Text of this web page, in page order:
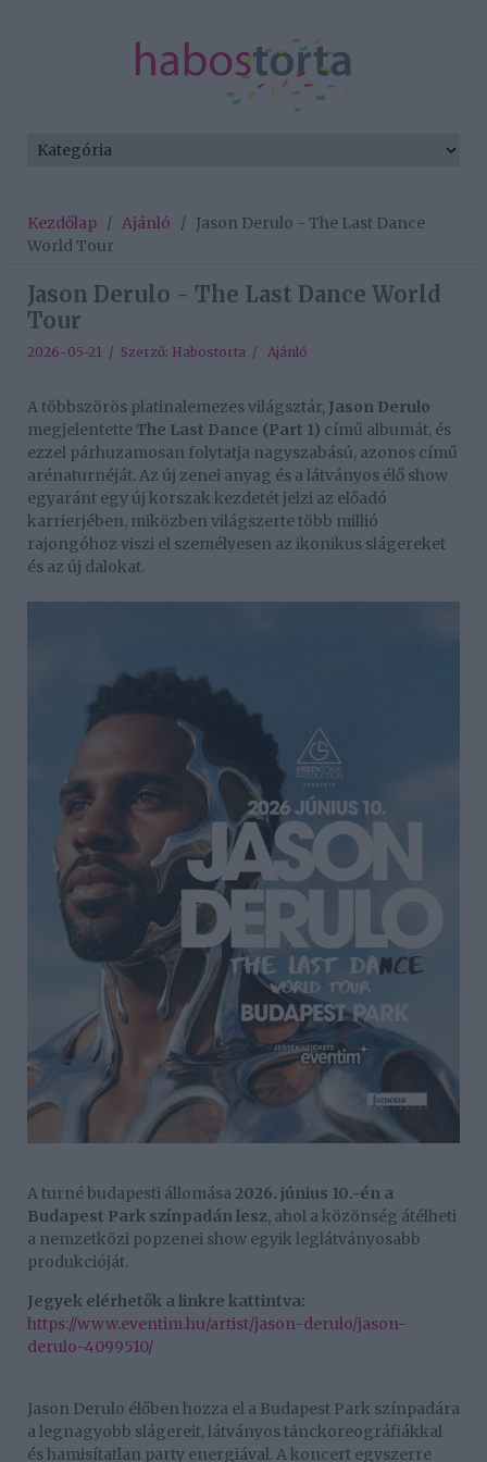
Kezdőlap / Ajánló / Jason Derulo - The Last Dance
World Tour
Jason Derulo - The Last Dance World
Tour
2026-05-21 / Szerző: Habostorta / Ajánló
A többszörös platinalemezes világsztár, Jason Derulo
megjelentette The Last Dance (Part 1) című albumát, és
ezzel párhuzamosan folytatja nagyszabású, azonos című
arénaturnéját. Az új zenei anyag és a látványos élő show
egyaránt egy új korszak kezdetét jelzi az előadó
karrierjében, miközben világszerte több millió
rajongóhoz viszi el személyesen az ikonikus slágereket
és az új dalokat.
A turné budapesti állomása2026. június 10.-én a
Budapest Park színpadán lesz, ahol a közönség átélheti
a nemzetközi popzenei show egyik leglátványosabb
produkcióját.
Jegyek elérhetők a linkre kattintva:
https://www.eventim.hu/artist/jason-derulo/jason-
derulo-4099510/
Jason Derulo élőben hozza el a Budapest Park színpadára
a legnagyobb slágereit, látványos tánckoreográfiákkal
és hamisítatlan party energiával. A koncert egyszerre